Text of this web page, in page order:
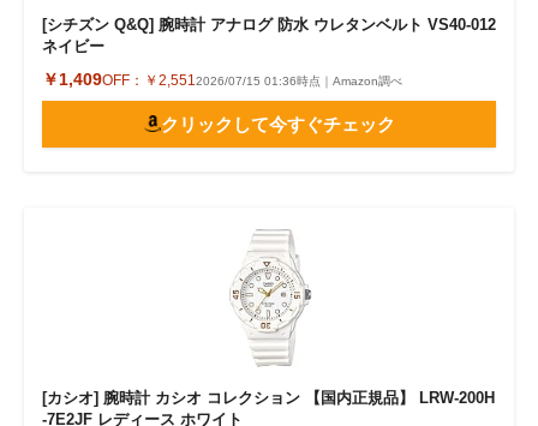
[シチズン Q&Q] 腕時計 アナログ 防水 ウレタンベルト VS40-012
ネイビー
￥1,409OFF： ￥2,5512026/07/15 01:36時点｜Amazon調べ
クリックして今すぐチェック
[カシオ] 腕時計 カシオ コレクション 【国内正規品】 LRW-200H
-7E2JF レディース ホワイト